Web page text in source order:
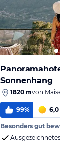
Sonnenhang
1820 mvon
99% 6,0
Besonders gut